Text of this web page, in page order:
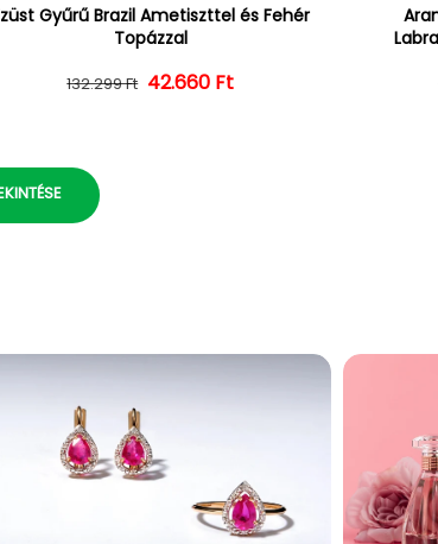
Gyűrű Brazil Ametiszttel és Fehér
Topázzal
Normál ár
132.299 Ft Kedvezményes ár
42.660 Ft